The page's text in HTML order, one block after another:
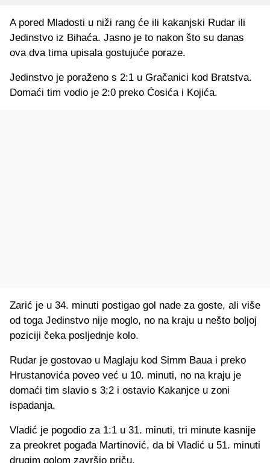
A pored Mladosti u niži rang će ili kakanjski Rudar ili
Jedinstvo iz Bihaća. Jasno je to nakon što su danas
ova dva tima upisala gostujuće poraze.
Jedinstvo je poraženo s 2:1 u Gračanici kod Bratstva.
Domaći tim vodio je 2:0 preko Ćosića i Kojića.
Zarić je u 34. minuti postigao gol nade za goste, ali više
od toga Jedinstvo nije moglo, no na kraju u nešto boljoj
poziciji čeka posljednje kolo.
Rudar je gostovao u Maglaju kod Simm Baua i preko
Hrustanovića poveo već u 10. minuti, no na kraju je
domaći tim slavio s 3:2 i ostavio Kakanjce u zoni
ispadanja.
Vladić je pogodio za 1:1 u 31. minuti, tri minute kasnije
za preokret pogađa Martinović, da bi Vladić u 51. minuti
drugim golom završio priču.